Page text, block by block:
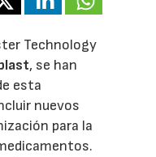
Technology
, se han
esta
nuevos
para la